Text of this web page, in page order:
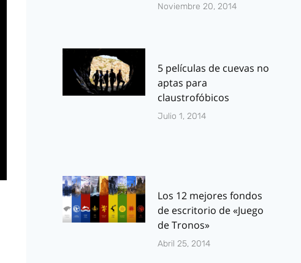
Noviembre 20, 2014
5 películas de cuevas no
aptas para
claustrofóbicos
Julio 1, 2014
Los 12 mejores fondos
de escritorio de «Juego
de Tronos»
Abril 25, 2014